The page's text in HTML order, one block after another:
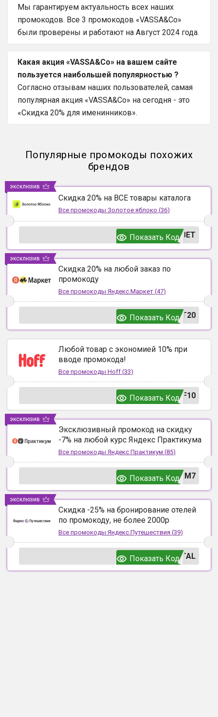
Мы гарантируем актуальность всех наших
промокодов. Все 3 промокодов «VASSA&Co»
были проверены и работают на Август 2024 года.
Какая акция «VASSA&Co» на вашем сайте
пользуется наибольшей популярностью ?
Согласно отзывам наших пользователей, самая
популярная акция «VASSA&Co» на сегодня - это
«Скидка 20% для именинников».
Популярные промокоды похожих
брендов
Скидка 20% на ВСЕ товары каталога
Все промокоды Золотое яблоко (36)
ВЕТ
Показать Код
эксклюзив
Скидка 20% на любой заказ по
промокоду
Все промокоды Яндекс.Маркет (47)
T20
Показать Код
эксклюзив
Любой товар с экономией 10% при
вводе промокода!
Все промокоды Hoff (33)
F10
Показать Код
Эксклюзивный промокод на скидку
-7% на любой курс Яндекс Практикума
Все промокоды Яндекс Практикум (85)
UM7
Показать Код
эксклюзив
Скидка -25% на бронирование отелей
по промокоду, не более 2000р
Все промокоды Яндекс.Путешествия (39)
TAL
Показать Код
эксклюзив